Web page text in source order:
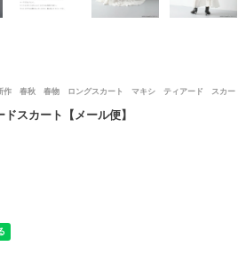
作 春秋 春物 ロングスカート マキシ ティアード スカー
スカート【メール便】